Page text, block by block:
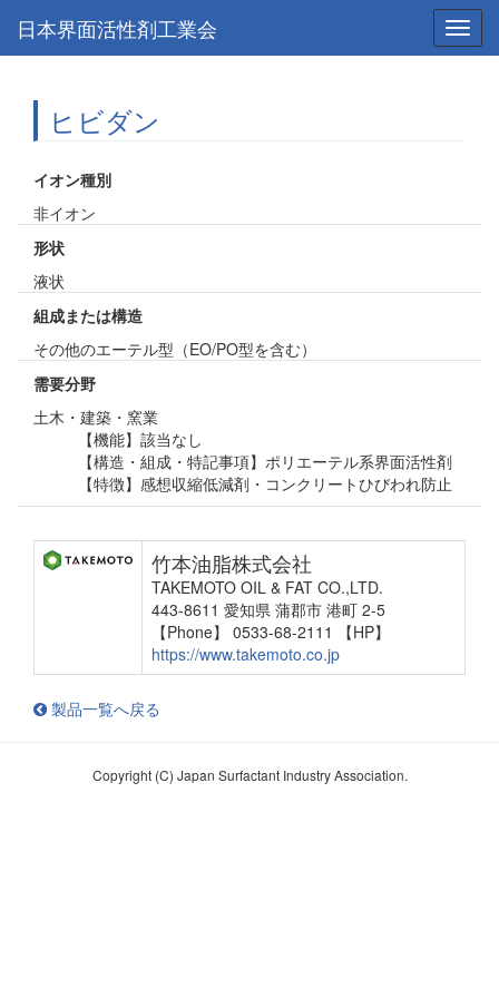
日本界面活性剤工業会
ヒビダン
イオン種別
非イオン
形状
液状
組成または構造
その他のエーテル型（EO/PO型を含む）
需要分野
土木・建築・窯業
【機能】該当なし
【構造・組成・特記事項】ポリエーテル系界面活性剤
【特徴】感想収縮低減剤・コンクリートひびわれ防止
竹本油脂株式会社
TAKEMOTO OIL & FAT CO.,LTD.
443-8611 愛知県 蒲郡市 港町 2-5
【Phone】 0533-68-2111
【HP】
https://www.takemoto.co.jp
製品一覧へ戻る
Copyright (C) Japan Surfactant Industry Association.